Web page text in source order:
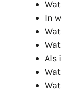
In
Als